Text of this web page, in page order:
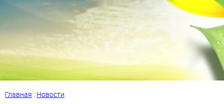
Главная : Новости